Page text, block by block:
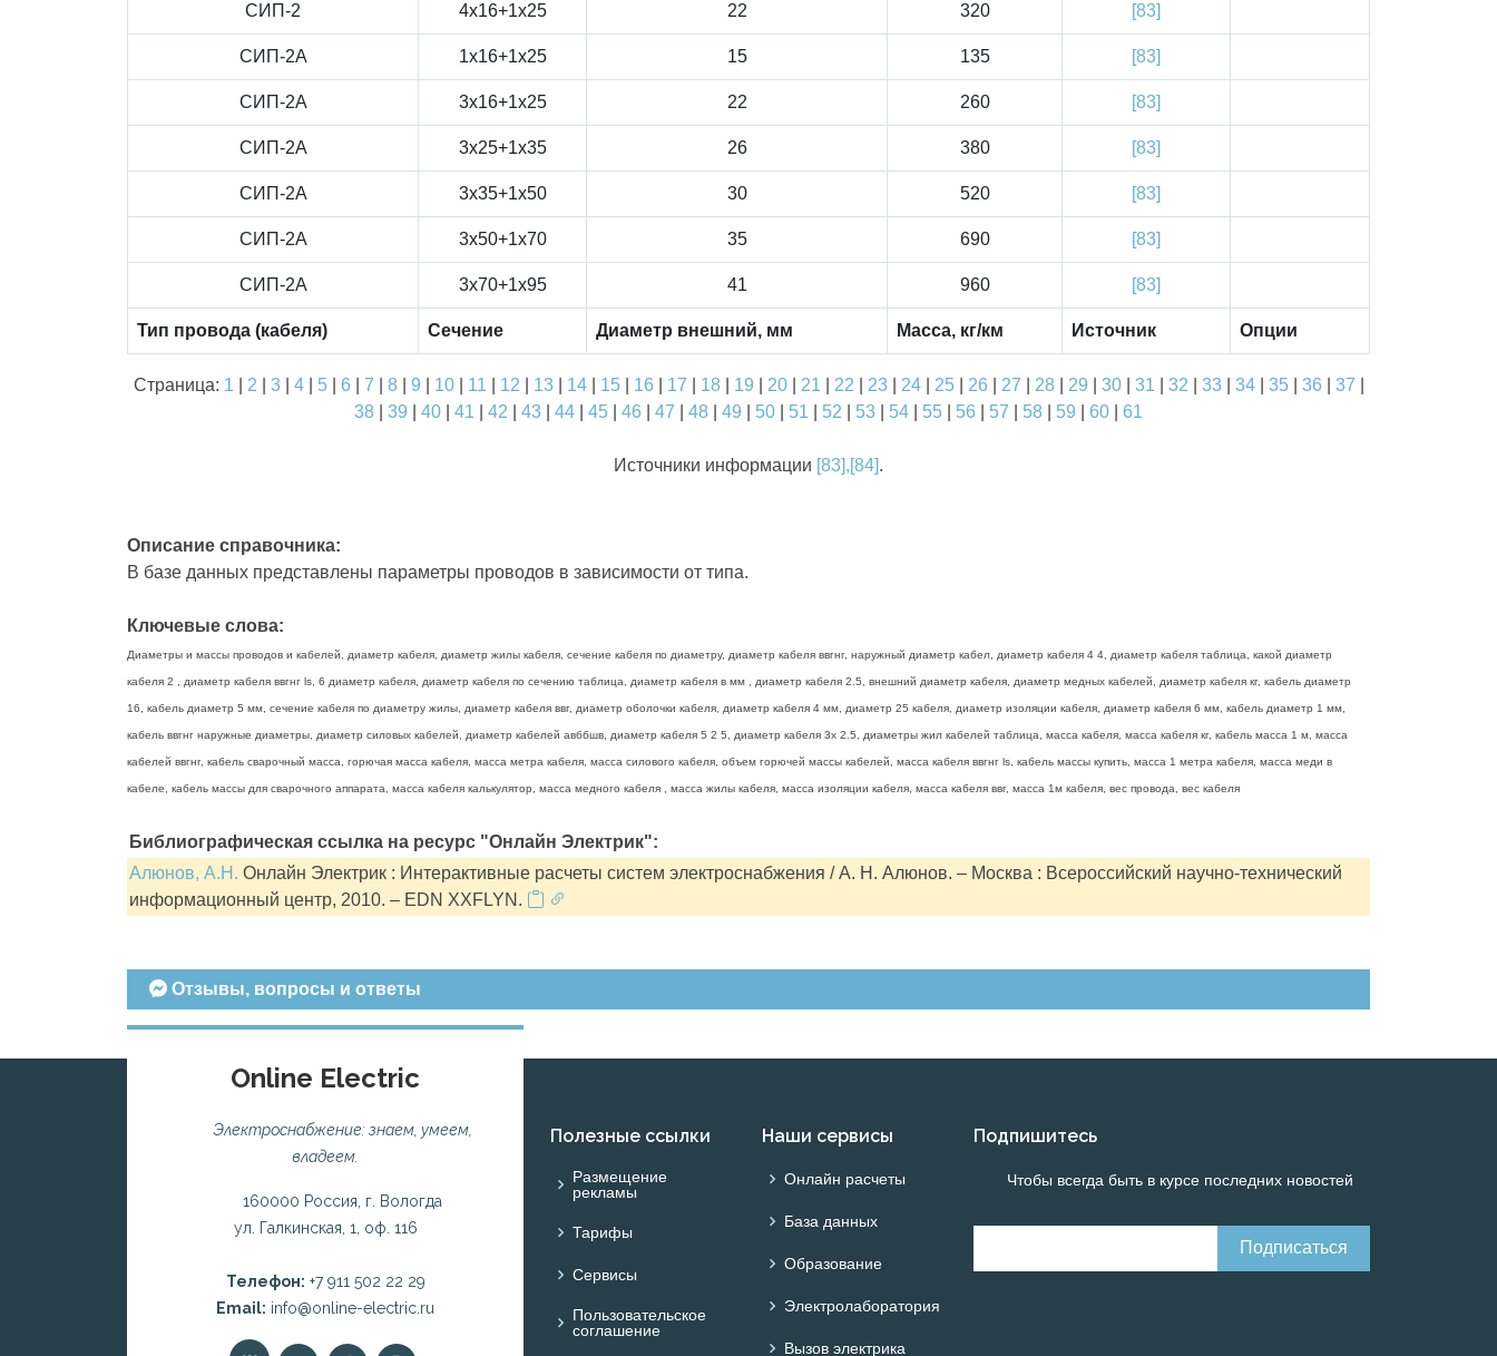
СИП-2 4x16+1x25 22 320 [83]
СИП-2А 1x16+1x25 15 135 [83]
СИП-2А 3x16+1x25 22 260 [83]
СИП-2А 3x25+1x35 26 380 [83]
СИП-2А 3x35+1x50 30 520 [83]
СИП-2А 3x50+1x70 35 690 [83]
СИП-2А 3x70+1x95 41 960 [83]
Тип провода (кабеля) Сечение Диаметр внешний, мм Масса, кг/км Источник Опции
Страница: 1 2 3| 4| 5| 6 7 8| 9 10| 11 12 13| 14| 15| 16 17 18| 19 20| 21 22 23| 24| 25| 26 27 28| 29 30| 31 32 33| 34| 35| 36 37
38
39 40 41 42 43 44 45 46 47 48 49 50 51 52 53 54 55 56 57 58 59 60 61
Источники информации [83],[84].
Описание справочника:
В базе данных представлены параметры проводов в зависимости от типа.
Ключевые слова:
Диаметры и массы проводов и кабелей, диаметр кабеля, диаметр жилы кабеля, сечение кабеля по диаметру, диаметр кабеля ввгнг, наружный диаметр кабел, диаметр кабеля 4 4, диаметр кабеля таблица, какой диаметр
кабеля 2 , диаметр кабеля ввгнг ls, 6 диаметр кабеля, диаметр кабеля по сечению таблица, диаметр кабеля в мм , диаметр кабеля 2.5, внешний диаметр кабеля, диаметр медных кабелей, диаметр кабеля кг, кабель диаметр
16, кабель диаметр 5 мм, сечение кабеля по диаметру жилы, диаметр кабеля ввг, диаметр оболочки кабеля, диаметр кабеля 4 мм, диаметр 25 кабеля, диаметр изоляции кабеля, диаметр кабеля 6 мм, кабель диаметр 1 мм,
кабель ввгнг наружные диаметры, диаметр силовых кабелей, диаметр кабелей авббшв, диаметр кабеля 5 2 5, диаметр кабеля 3х 2.5, диаметры жил кабелей таблица, масса кабеля, масса кабеля кг, кабель масса 1 м, масса
кабелей ввгнг, кабель сварочный масса, горючая масса кабеля, масса метра кабеля, масса силового кабеля, объем горючей массы кабелей, масса кабеля ввгнг ls, кабель массы купить, масса 1 метра кабеля, масса меди в
кабеле, кабель массы для сварочного аппарата, масса кабеля калькулятор, масса медного кабеля , масса жилы кабеля, масса изоляции кабеля, масса кабеля ввг, масса 1м кабеля, вес провода, вес кабеля
Библиографическая ссылка на ресурс "Онлайн Электрик":
Алюнов, А.Н. Онлайн Электрик : Интерактивные расчеты систем электроснабжения / А. Н. Алюнов. – Москва : Всероссийский научно-технический
информационный центр, 2010. – EDN XXFLYN.
Отзывы, вопросы и ответы
Online Electric
Электроснабжение: знаем, умеем,
владеем.
160000 Россия, г. Вологда
ул. Галкинская, 1, оф. 116
Телефон: +7 911 502 22 29
Email: info@online-electric.ru
Полезные ссылки
Размещение
рекламы
Тарифы
Сервисы
Пользовательское
соглашение
Наши сервисы
Онлайн расчеты
База данных
Образование
Электролаборатория
Вызов электрика
Подпишитесь
Чтобы всегда быть в курсе последних новостей